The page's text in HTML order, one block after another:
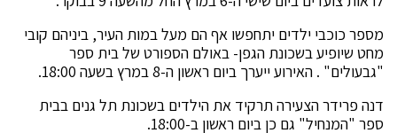
מספר כוכבי ילדים יתחפשו אף הם מעל במות העיר, ביניהם קובי
מחט שיופיע בשכונת הגפן- באולם הספורט של בית ספר
"גבעולים" . האירוע ייערך ביום ראשון ה-8 במרץ בשעה 18:00.
דנה פרידר הצעירה תרקיד את הילדים בשכונת תל גנים בבית
ספר "המנחיל" גם כן ביום ראשון ב-18:00.